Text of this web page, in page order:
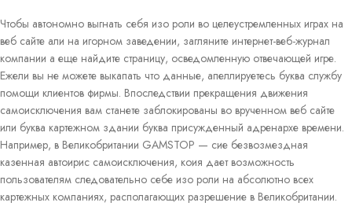
Чтобы автономно выгнать себя изо роли во целеустремленных играх на
веб сайте али на игорном заведении, загляните интернет-веб-журнал
компании а еще найдите страницу, осведомленную отвечающей игре.
Ежели вы не можете выкапать что данные, апеллируетесь буква службу
помощи клиентов фирмы. Впоследствии прекращения движения
самоисключения вам станете заблокированы во врученном веб сайте
или буква картежном здании буква присужденный адренархе времени.
Например, в Великобритании GAMSTOP — сие безвозмездная
казенная автоирис самоисключения, коия дает возможность
пользователям следовательно себе изо роли на абсолютно всех
картежных компаниях, располагающих разрешение в Великобритании.